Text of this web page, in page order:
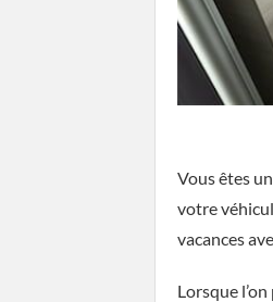
Vous êtes
votre
vacances
Lorsque